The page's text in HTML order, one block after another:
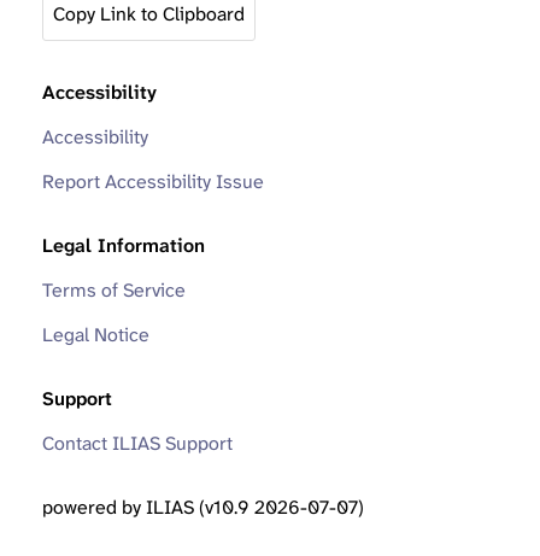
Copy Link to Clipboard
Accessibility
Accessibility
Report Accessibility Issue
Legal Information
Terms of Service
Legal Notice
Support
Contact ILIAS Support
powered by ILIAS (v10.9 2026-07-07)